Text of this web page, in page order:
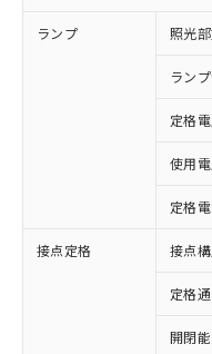
ランプ 照光
ラン
定格
使用
定格
接点定格 接点
定格
開閉
対応済み：
非含有に対応